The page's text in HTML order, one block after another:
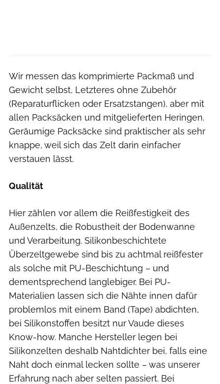
Wir messen das komprimierte Packmaß und
Gewicht selbst, Letzteres ohne Zubehör
(Reparaturflicken oder Ersatzstangen), aber mit
allen Packsäcken und mitgelieferten Heringen.
Geräumige Packsäcke sind praktischer als sehr
knappe, weil sich das Zelt darin einfacher
verstauen lässt.
Qualität
Hier zählen vor allem die Reißfestigkeit des
Außenzelts, die Robustheit der Bodenwanne
und Verarbeitung. Silikonbeschichtete
Überzeltgewebe sind bis zu achtmal reißfester
als solche mit PU-Beschichtung – und
dementsprechend langlebiger. Bei PU-
Materialien lassen sich die Nähte innen dafür
problemlos mit einem Band (Tape) abdichten,
bei Silikonstoffen besitzt nur Vaude dieses
Know-how. Manche Hersteller legen bei
Silikonzelten deshalb Nahtdichter bei, falls eine
Naht doch einmal lecken sollte – was unserer
Erfahrung nach aber selten passiert. Bei